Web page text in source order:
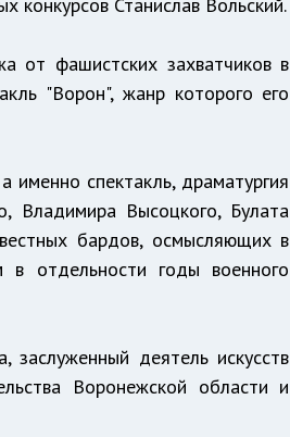
фашистских захватчиков в
"Ворон", жанр которого его
именно спектакль, драматургия
Владимира Высоцкого, Булата
бардов, осмысляющих в
отдельности годы военного
заслуженный деятель искусств
Воронежской области и